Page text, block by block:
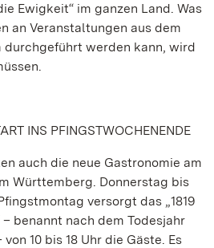
Ewigkeit“ im ganzen Land. Was
an Veranstaltungen aus dem
durchgeführt werden kann, wird
INS PFINGSTWOCHENENDE
auch die neue Gastronomie am
Württemberg. Donnerstag bis
versorgt das „1819
benannt nach dem Todesjahr
10 bis 18 Uhr die Gäste. Es